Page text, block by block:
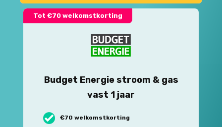
Tot €70 welkomstkorting
Budget Energie stroom & gas
vast 1 jaar
€70 welkomstkorting